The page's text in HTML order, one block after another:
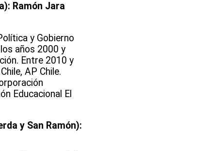
Ramón Jara
y Gobierno
años 2000 y
Entre 2010 y
AP Chile.
Educacional El
y San Ramón):